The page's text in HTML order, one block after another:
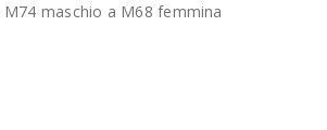
maschio a M68 femmina